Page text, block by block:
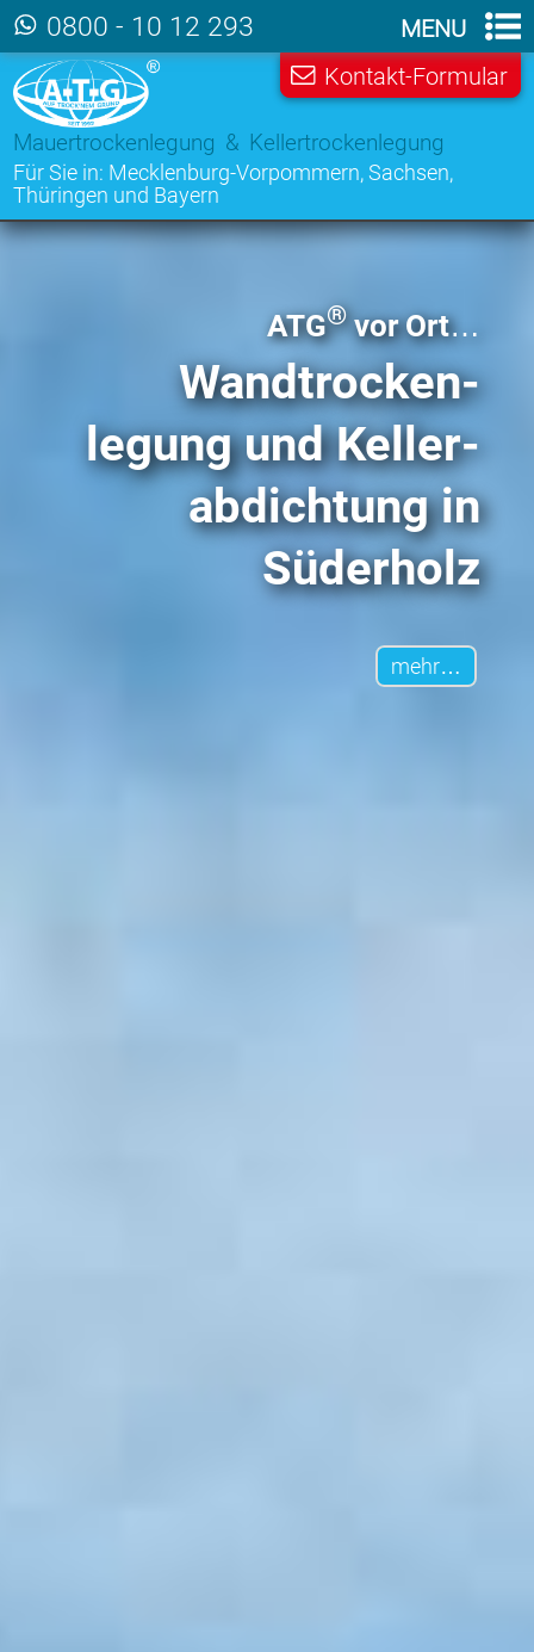
Zum Hauptinhalt der Seite MENU
Mauertrockenlegung & Kellertrockenlegung
Für Sie in: Mecklenburg-Vorpommern,Sachsen,
Thüringen und Bayern
0800 - 10 12 293
Kontakt-Formular
ATG®vor Ort…
Wandtrocken­
legungund Keller­
abdichtungin
Süderholz
mehr…